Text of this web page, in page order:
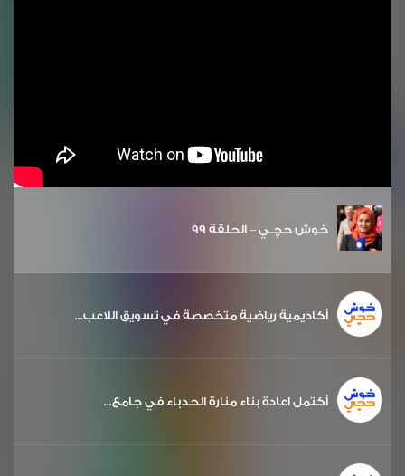
خوش حچـي – الحلقة 99
أكاديمية رياضية متخصصة في تسويق اللاعب...
أكتمل اعادة بناء منارة الحدباء في جامع...